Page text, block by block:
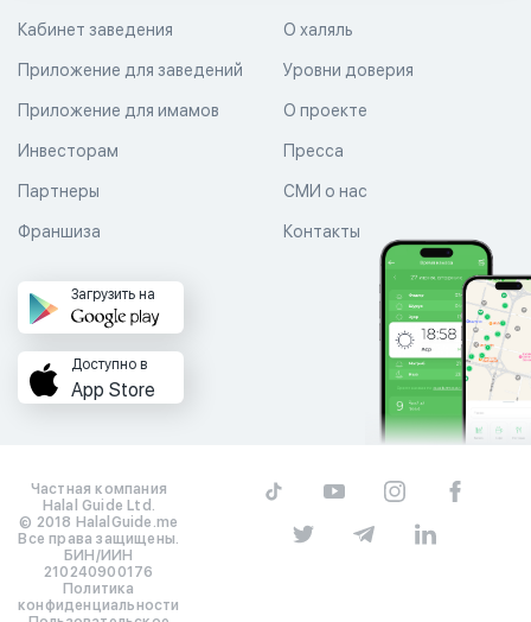
О халяль
Уровни доверия
Кабинет заведения
Приложение для заведений
Приложение для имамов О проекте
Пресса
СМИ о нас
Контакты
Инвесторам
Партнеры
Франшиза
Загрузить на
Доступно в
App Store
Частная компания
Halal Guide Ltd.
© 2018 HalalGuide.me
Все права защищены.
БИН/ИИН
210240900176
Политика
конфиденциальности